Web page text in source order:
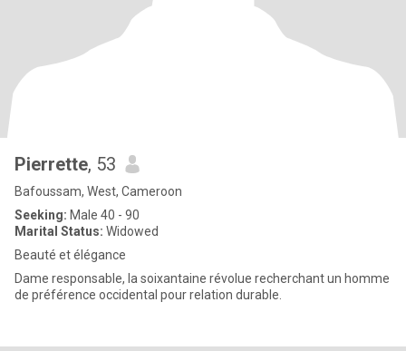
Pierrette, 53
Bafoussam, West, Cameroon
Seeking: Male 40 - 90
Marital Status: Widowed
Beauté et élégance
Dame responsable, la soixantaine révolue recherchant un homme
de préférence occidental pour relation durable.